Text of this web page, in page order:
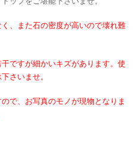
、また石の密度が高いので壊れ難
ですが細かいキズがあります。使
さいませ。
で、お写真のモノが現物となりま